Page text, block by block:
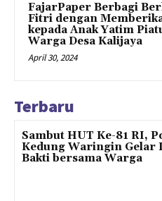
FajarPaper Berbagi
Fitri dengan
kepada Anak Yatim
Warga Desa Kalijaya
April 30, 2024
Terbaru
Sambut HUT Ke-81 RI,
Kedung Waringin Gelar
Bakti bersama Warga